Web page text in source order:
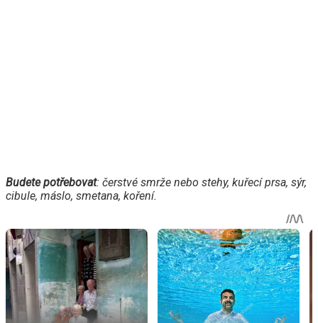
Budete potřebovat: čerstvé smrže nebo stehy, kuřecí prsa, sýr,
cibule, máslo, smetana, koření.